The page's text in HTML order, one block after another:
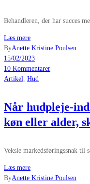
Behandleren, der har succes
Læs mere
ByAnette Kristine Poulsen
15/02/2023
10 Kommentarer
Artikel, Hud
Når hudpleje-
køn eller alder,
Veksle markedsføringssnak til
Læs mere
ByAnette Kristine Poulsen